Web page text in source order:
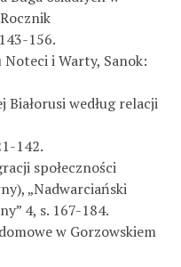
156.
i Warty, Sanok:
Białorusi według relacji
142.
społeczności
„Nadwarciański
4, s. 167-184.
w Gorzowskiem